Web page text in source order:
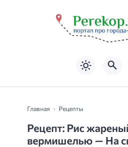
Главная Рецепты
Рецепт: Рис
вермишелью — На